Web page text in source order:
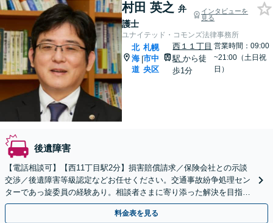
村田 英之 弁
護士
インタビューを
見る
ユナイテッド・コモンズ法律事務所
北
海
道
|
札幌
市中
央区
西１１丁目
駅から徒
歩1分
営業時間：09:00
~21:00（土日祝
日）
後遺障害
【電話相談可】【西11丁目駅2分】損害賠償請求／保険会社との示談
交渉／後遺障害等級認定などお任せください。交通事故紛争処理セン
ターであっ旋委員の経験あり。相談者さまに寄り添った解決を目指し
ます。【初回相談無料】【法テラス利用可】
料金表を見る